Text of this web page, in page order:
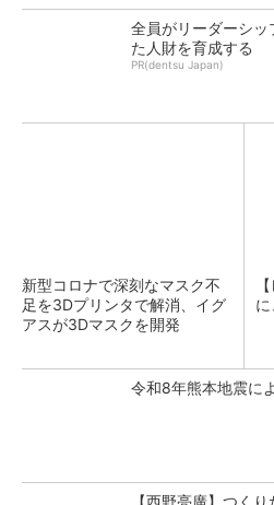
全員がリーダーシ
た人財を育成する
PR(dentsu Japan)
新型コロナで深刻なマスク不
足を3Dプリンタで解消、イグ
アスが3Dマスクを開発
令和8年熊本地震に
【西野亮廣】つく